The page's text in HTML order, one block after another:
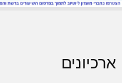
ארכיונים